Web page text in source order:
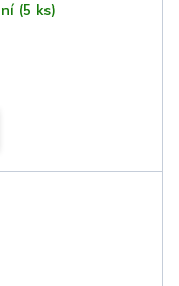
(5 ks)